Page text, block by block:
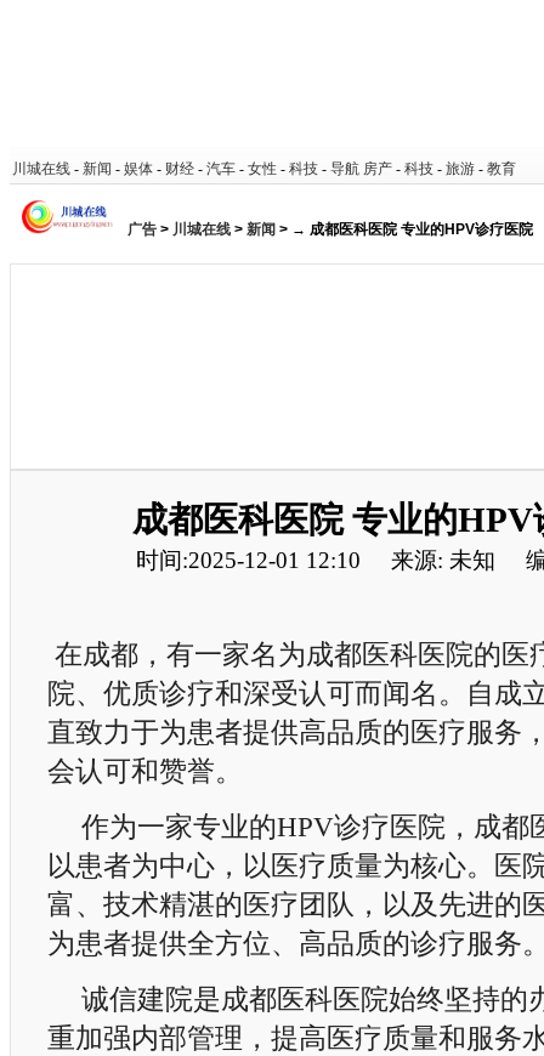
川城在线 - 新闻 - 娱体 - 财经 - 汽车 - 女性 - 科技 - 导航 房产 - 科技 - 旅游 - 教育
广告 > 川城在线 > 新闻 > → 成都医科医院 专业的HPV诊疗医院
成都医科医院 专业的HPV
时间:2025-12-01 12:10 来源: 未知
在成都，有一家名为成都医科医院的医
院、优质诊疗和深受认可而闻名。自成
直致力于为患者提供高品质的医疗服务
会认可和赞誉。
作为一家专业的HPV诊疗医院，成都
以患者为中心，以医疗质量为核心。医
富、技术精湛的医疗团队，以及先进的
为患者提供全方位、高品质的诊疗服务
诚信建院是成都医科医院始终坚持的
重加强内部管理，提高医疗质量和服务